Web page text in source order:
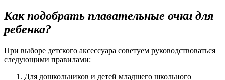
Как подобрать плавательные очки для
ребенка?
При выборе детского аксессуара советуем руководствоваться
следующими правилами:
Для дошкольников и детей младшего школьного